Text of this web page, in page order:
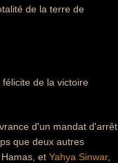
de la terre de
de la victoire
d'un mandat d'arrêt
que deux autres
et Yahya Sinwar,